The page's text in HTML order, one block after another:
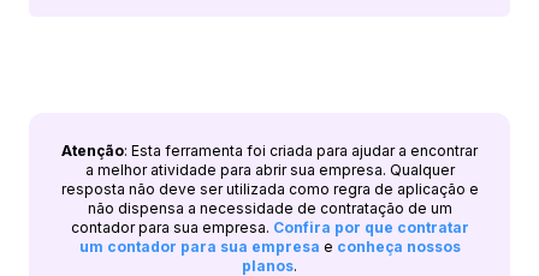
Atenção: Esta ferramenta foi criada para ajudar a encontrar
a melhor atividade para abrir sua empresa. Qualquer
resposta não deve ser utilizada como regra de aplicação e
não dispensa a necessidade de contratação de um
contador para sua empresa. Confira por que contratar
um contador para sua empresa e conheça nossos
planos.